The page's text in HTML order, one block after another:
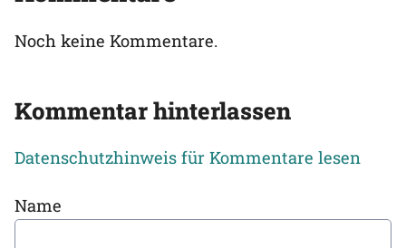
Noch keine Kommentare.
Kommentar hinterlassen
Datenschutzhinweis für Kommentare lesen
Name